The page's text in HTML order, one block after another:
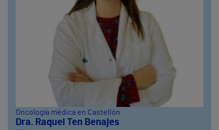
Oncología médica en Castellón
Dra. Raquel Ten Benajes